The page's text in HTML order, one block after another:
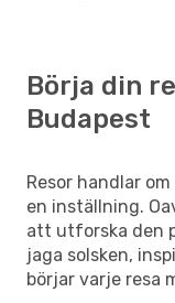
Börja din
Budapest
Resor handlar
en inställning.
att utforska den
jaga solsken,
börjar varje resa